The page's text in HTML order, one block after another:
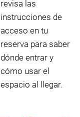
revisa las
instrucciones de
acceso en tu
reserva para saber
dónde entrar y
cómo usar el
espacio al llegar.